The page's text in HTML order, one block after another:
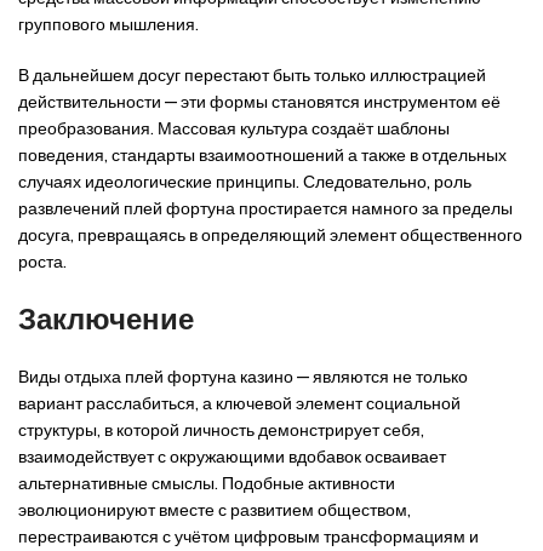
группового мышления.
В дальнейшем досуг перестают быть только иллюстрацией
действительности — эти формы становятся инструментом её
преобразования. Массовая культура создаёт шаблоны
поведения, стандарты взаимоотношений а также в отдельных
случаях идеологические принципы. Следовательно, роль
развлечений плей фортуна простирается намного за пределы
досуга, превращаясь в определяющий элемент общественного
роста.
Заключение
Виды отдыха плей фортуна казино — являются не только
вариант расслабиться, а ключевой элемент социальной
структуры, в которой личность демонстрирует себя,
взаимодействует с окружающими вдобавок осваивает
альтернативные смыслы. Подобные активности
эволюционируют вместе с развитием обществом,
перестраиваются с учётом цифровым трансформациям и